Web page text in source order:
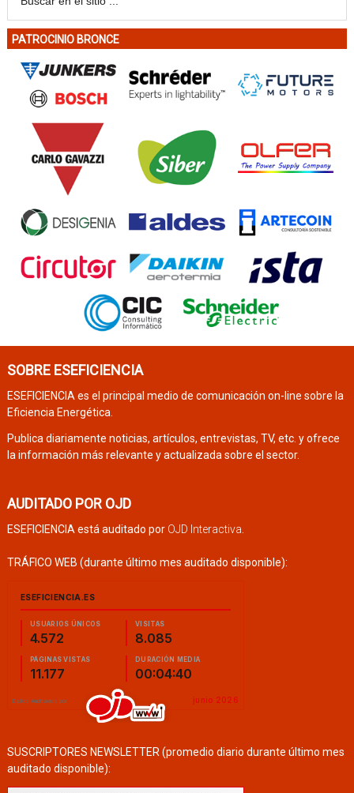
PATROCINIO BRONCE
SOBRE ESEFICIENCIA
ESEFICIENCIA es el principal medio de comunicación on-line sobre la
Eficiencia Energética.
Publica diariamente noticias, artículos, entrevistas, TV, etc. y ofrece
la información más relevante y actualizada sobre el sector.
AUDITADO POR OJD
ESEFICIENCIA está auditado por OJD Interactiva.
TRÁFICO WEB (durante último mes auditado disponible):
SUSCRIPTORES NEWSLETTER (promedio diario durante último mes
auditado disponible):